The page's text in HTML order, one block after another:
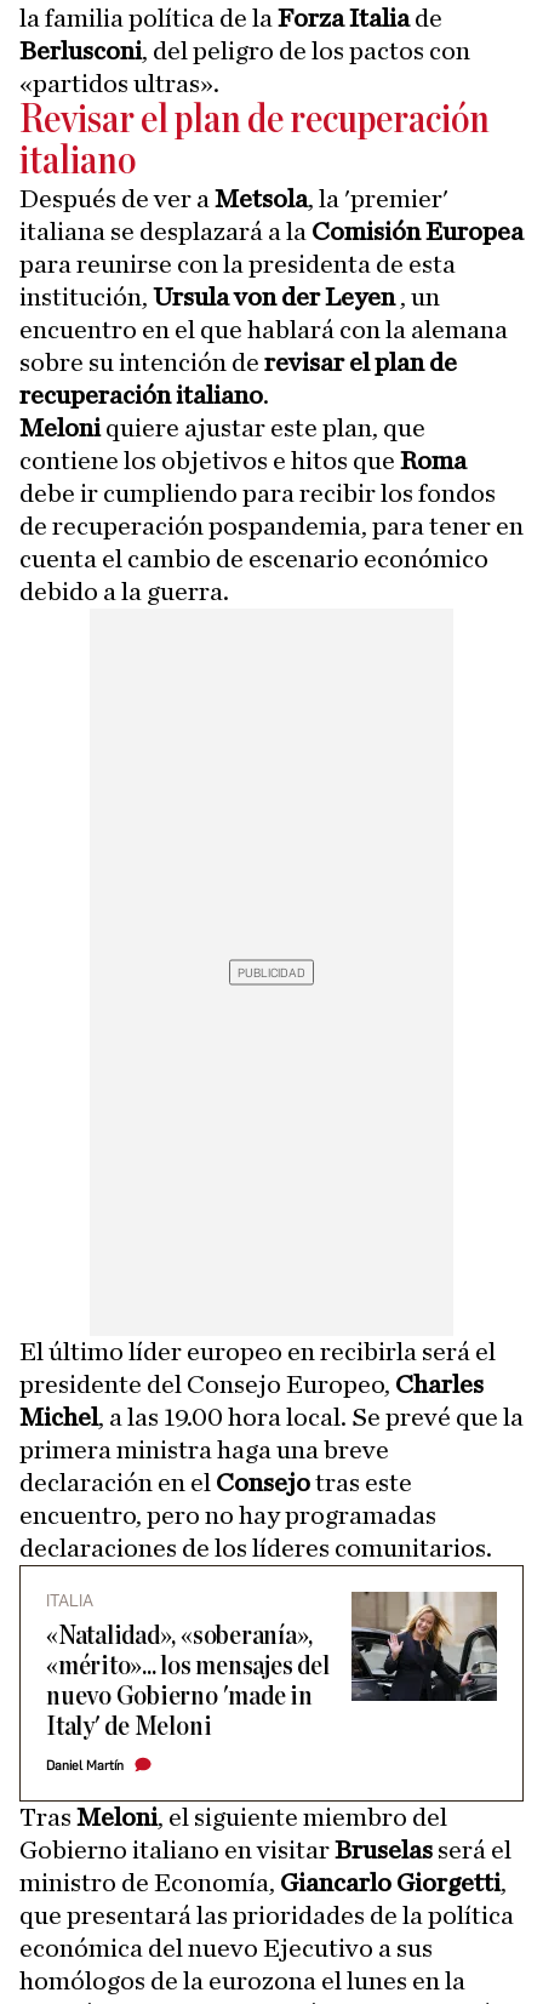
la familia política de la Forza Italiade
Berlusconi, del peligro de los pactos con
«partidos ultras».
Revisar el plan de recuperación
italiano
Después de ver a Metsola, la 'premier'
italiana se desplazará a la Comisión Europea
para reunirse con la presidenta de esta
institución, Ursula von der Leyen, un
encuentro en el que hablará con la alemana
sobre su intención de revisar el plan de
recuperación italiano.
Meloniquiere ajustar este plan, que
contiene los objetivos e hitos que Roma
debe ir cumpliendo para recibir los fondos
de recuperación pospandemia, para tener en
cuenta el cambio de escenario económico
debido a la guerra.
El último líder europeo en recibirla será el
presidente del Consejo Europeo, Charles
Michel, a las 19.00 hora local. Se prevé que la
primera ministra haga una breve
declaración en el Consejotras este
encuentro, pero no hay programadas
declaraciones de los líderes comunitarios.
ITALIA
«Natalidad», «soberanía»,
«mérito»... los mensajes del
nuevo Gobierno 'made in
Italy' de Meloni
Daniel Martín
Tras Meloni, el siguiente miembro del
Gobierno italiano en visitarBruselas será el
ministro de Economía, Giancarlo Giorgetti,
que presentará las prioridades de la política
económica del nuevo Ejecutivo a sus
homólogos de la eurozona el lunes en la